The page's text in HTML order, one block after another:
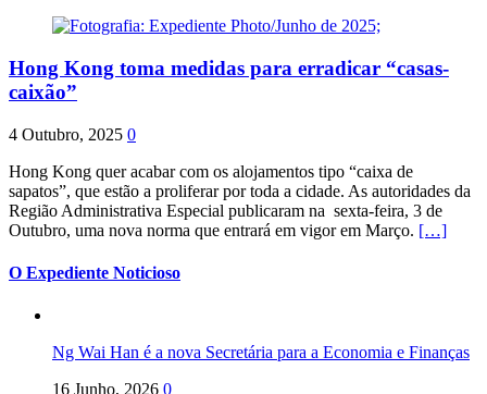
Hong Kong toma medidas para erradicar “casas-
caixão”
4 Outubro, 2025 0
Hong Kong quer acabar com os alojamentos tipo “caixa de
sapatos”, que estão a proliferar por toda a cidade. As autoridades da
Região Administrativa Especial publicaram na sexta-feira, 3 de
Outubro, uma nova norma que entrará em vigor em Março. […]
O Expediente Noticioso
Ng Wai Han é a nova Secretária para a Economia e Finanças
16 Junho, 2026 0